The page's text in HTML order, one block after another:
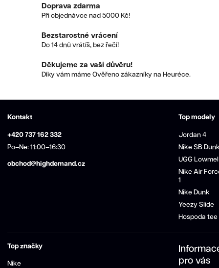
Doprava zdarma
Při objednávce nad 5000 Kč!
Bezstarostné vrácení
Do 14 dnů vrátíš, bez řečí!
Děkujeme za vaši důvěru!
Díky vám máme Ověřeno zákazníky na Heuréce.
Kontakt
+420 737 162 332
Po–Ne: 11:00–16:30
obchod@highdemand.cz
Top modely
Jordan 4
Nike SB
UGG Lowmel
Nike Air
1
Nike Dunk
Yeezy Slide
Hospoda tee
Top značky
Nike
pro vás